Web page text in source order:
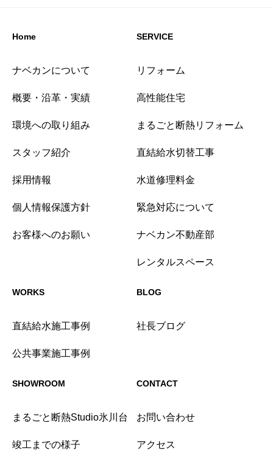
Home
ナベカンについて
概要・沿革・実績
環境への取り組み
スタッフ紹介
採用情報
個人情報保護方針
お客様へのお願い
SERVICE
リフォーム
高性能住宅
まるごと断熱リフォーム
直結給水切替工事
水道修理料金
緊急対応について
ナベカン不動産部
レンタルスペース
WORKS
直結給水施工事例
公共事業施工事例
BLOG
社長ブログ
SHOWROOM
まるごと断熱Studio氷川台
竣工までの様子
CONTACT
お問い合わせ
アクセス